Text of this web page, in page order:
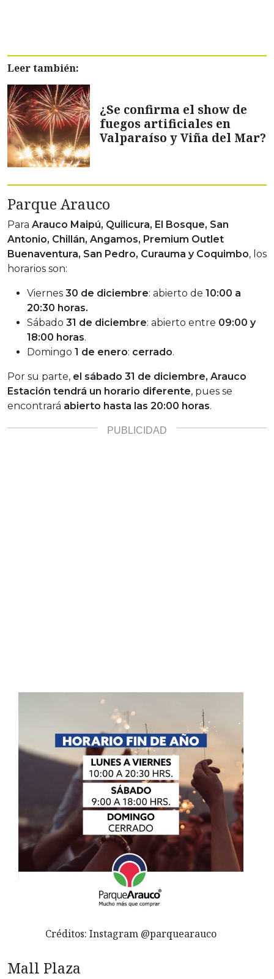
Leer también:
¿Se confirma el show de
fuegos artificiales en
Valparaíso y Viña del Mar?
Parque Arauco
Para Arauco Maipú, Quilicura, El Bosque, San
Antonio, Chillán, Angamos, Premium Outlet
Buenaventura, San Pedro, Curauma y Coquimbo, los
horarios son:
Viernes 30 de diciembre: abierto de 10:00 a
20:30 horas.
Sábado 31 de diciembre: abierto entre 09:00 y
18:00 horas.
Domingo 1 de enero: cerrado.
Por su parte, el sábado 31 de diciembre, Arauco
Estación tendrá un horario diferente, pues se
encontrará abierto hasta las 20:00 horas.
Créditos: Instagram @parquearauco
Mall Plaza